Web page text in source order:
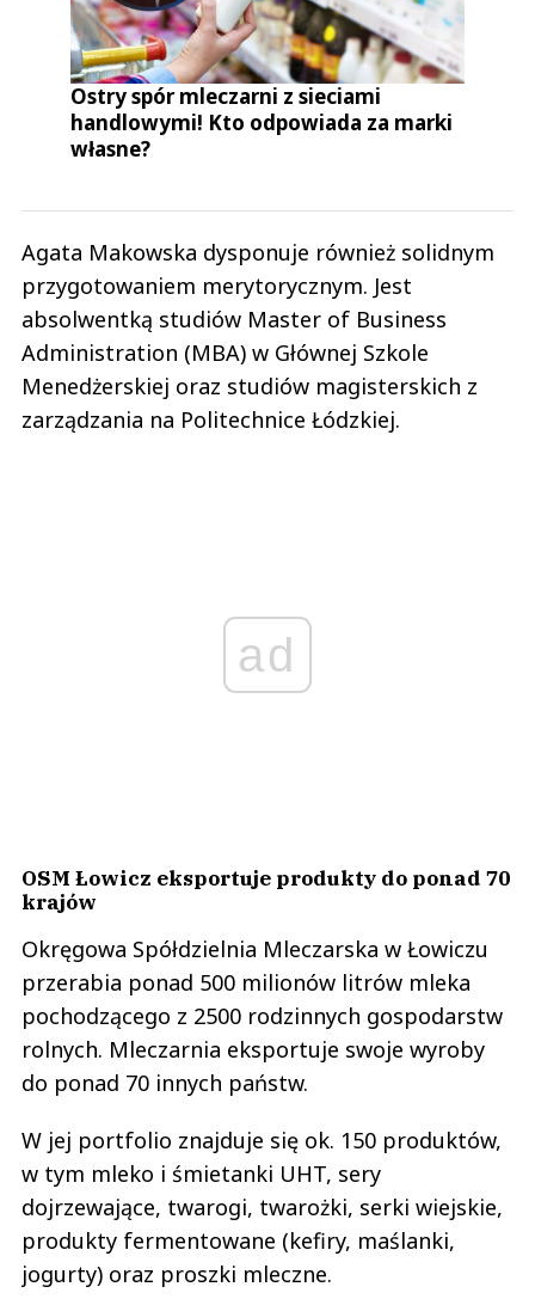
Ostry spór mleczarni z sieciami
handlowymi! Kto odpowiada za marki
własne?
Agata Makowska dysponuje również solidnym
przygotowaniem merytorycznym. Jest
absolwentką studiów Master of Business
Administration (MBA) w Głównej Szkole
Menedżerskiej oraz studiów magisterskich z
zarządzania na Politechnice Łódzkiej.
ad
OSM Łowicz eksportuje produkty do ponad 70
krajów
Okręgowa Spółdzielnia Mleczarska w Łowiczu
przerabia ponad 500 milionów litrów mleka
pochodzącego z 2500 rodzinnych gospodarstw
rolnych. Mleczarnia eksportuje swoje wyroby
do ponad 70 innych państw.
W jej portfolio znajduje się ok. 150 produktów,
w tym mleko i śmietanki UHT, sery
dojrzewające, twarogi, twarożki, serki wiejskie,
produkty fermentowane (kefiry, maślanki,
jogurty) oraz proszki mleczne.